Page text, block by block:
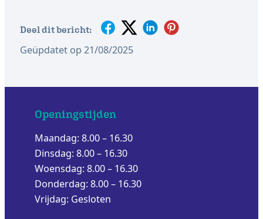
Deel dit bericht:
Geüpdatet op 21/08/2025
Openingstijden
Maandag: 8.00 – 16.30
Dinsdag: 8.00 – 16.30
Woensdag: 8.00 – 16.30
Donderdag: 8.00 – 16.30
Vrijdag: Gesloten